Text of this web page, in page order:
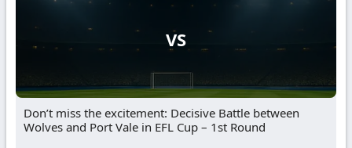
VS
Don’t miss the excitement: Decisive Battle between
Wolves and Port Vale in EFL Cup – 1st Round